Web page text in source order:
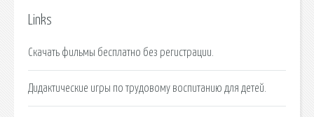
Links
Скачать фильмы бесплатно без регистрации.
Дидактические игры по трудовому воспитанию для детей.